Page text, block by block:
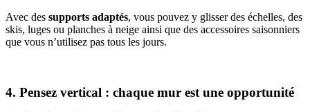
Avec des supports adaptés, vous pouvez y glisser des échelles, des
skis, luges ou planches à neige ainsi que des accessoires saisonniers
que vous n’utilisez pas tous les jours.
4. Pensez vertical : chaque mur est une opportunité